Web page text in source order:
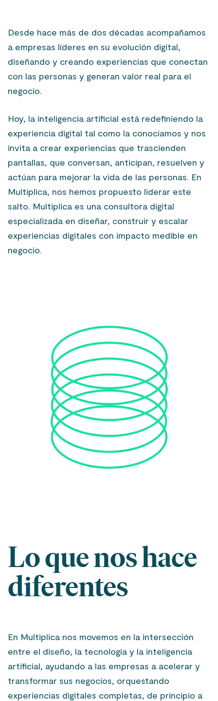
Desde hace más de dos décadas acompañamos
a empresas líderes en su evolución digital,
diseñando y creando experiencias que conectan
con las personas y generan valor real para el
negocio.
Hoy, la inteligencia artificial está redefiniendo la
experiencia digital tal como la conocíamos y nos
invita a crear experiencias que trascienden
pantallas, que conversan, anticipan, resuelven y
actúan para mejorar la vida de las personas. En
Multiplica, nos hemos propuesto liderar este
salto. Multiplica es una consultora digital
especializada en diseñar, construir y escalar
experiencias digitales con impacto medible en
negocio.
Lo que nos hace
diferentes
En Multiplica nos movemos en la intersección
entre el diseño, la tecnología y la inteligencia
artificial, ayudando a las empresas a acelerar y
transformar sus negocios, orquestando
experiencias digitales completas, de principio a